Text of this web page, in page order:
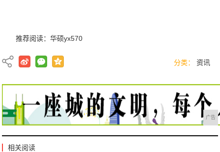
推荐阅读：华硕yx570
分类： 资讯
广告
相关阅读